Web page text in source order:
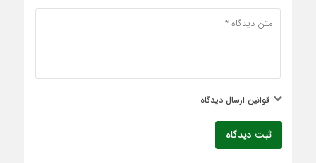
قوانین ارسال دیدگاه
ثبت دیدگاه